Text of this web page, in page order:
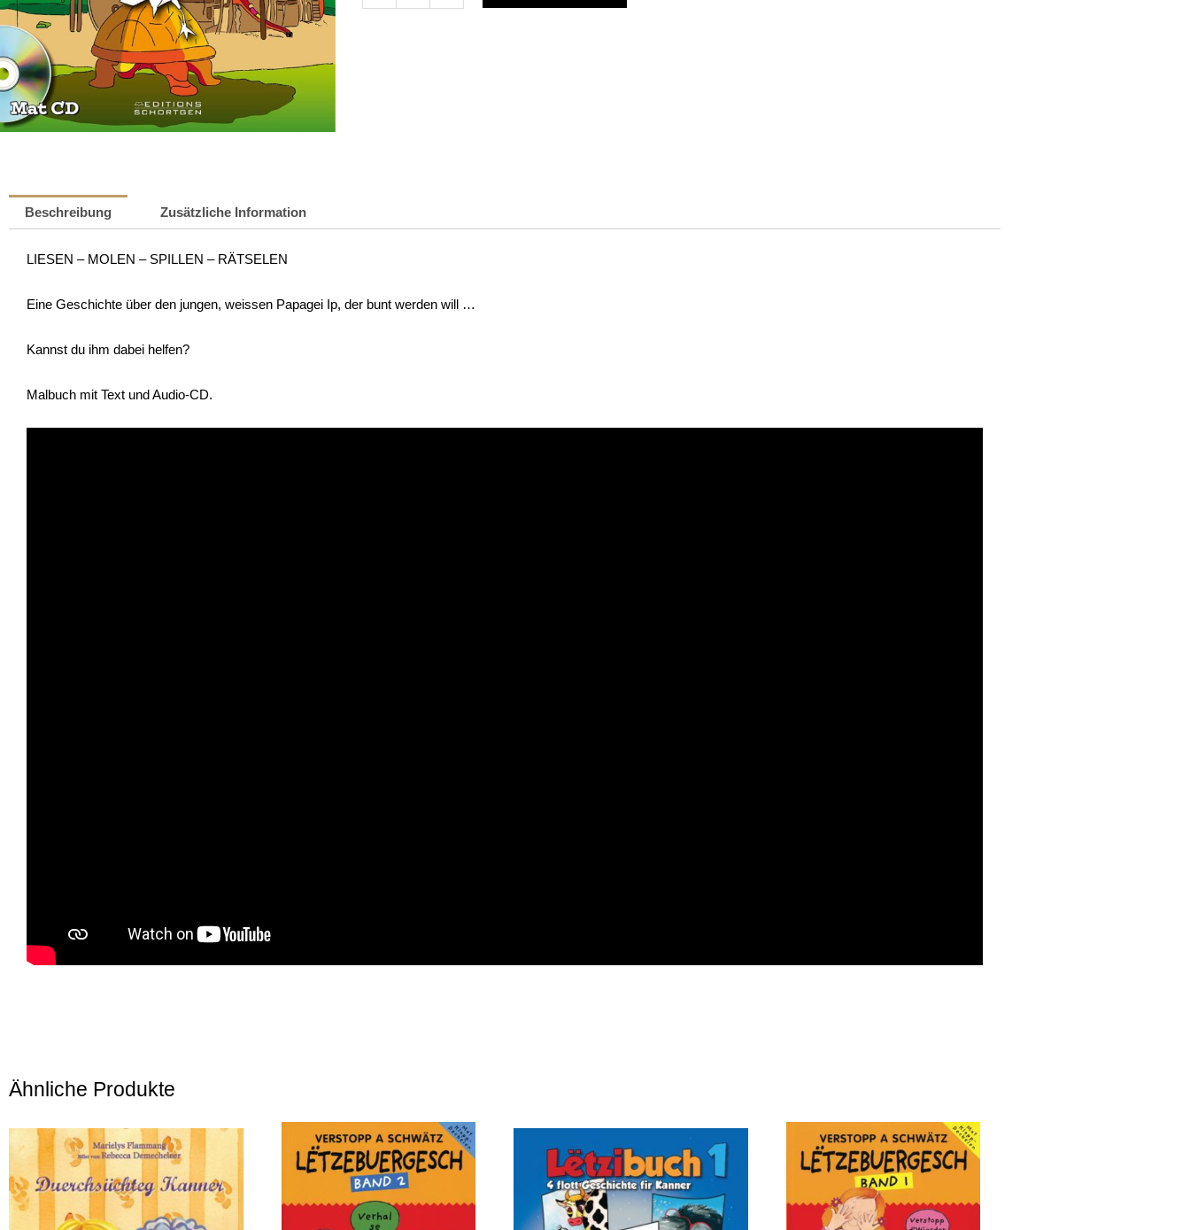
Beschreibung Zusätzliche Information
LIESEN – MOLEN – SPILLEN – RÄTSELEN
Eine Geschichte über den jungen, weissen Papagei Ip, der bunt werden will …
Kannst du ihm dabei helfen?
Malbuch mit Text und Audio-CD.
Ähnliche Produkte